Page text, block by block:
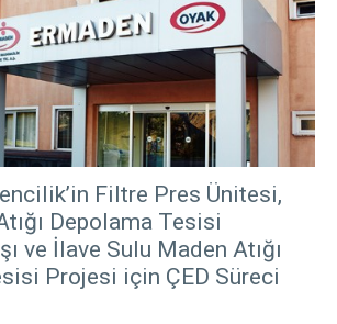
Filtre Pres Ünitesi,
Depolama Tesisi
ve İlave Sulu Maden Atığı
Projesi için ÇED Süreci